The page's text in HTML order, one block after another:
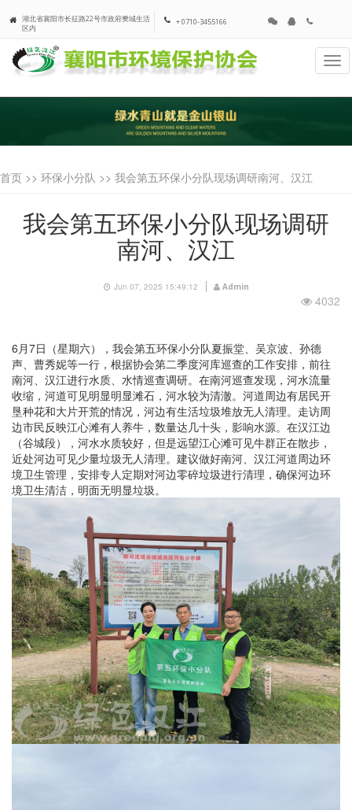
湖北省襄阳市长征路22号市政府樊城生活
区内
+ 0710-3455166
首页 >> 环保小分队 >> 我会第五环保小分队现场调研南河、汉江
我会第五环保小分队现场调研
南河、汉江
Jun 07, 2025 15:49:12 Admin
4032
6月7日（星期六），我会第五环保小分队夏振堂、吴京波、孙德
声、曹秀妮等一行，根据协会第二季度河库巡查的工作安排，前往
南河、汉江进行水质、水情巡查调研。在南河巡查发现，河水流量
收缩，河道可见明显明显滩石，河水较为清澈。河道周边有居民开
垦种花和大片开荒的情况，河边有生活垃圾堆放无人清理。走访周
边市民反映江心滩有人养牛，数量达几十头，影响水源。在汉江边
（谷城段），河水水质较好，但是远望江心滩可见牛群正在散步，
近处河边可见少量垃圾无人清理。建议做好南河、汉江河道周边环
境卫生管理，安排专人定期对河边零碎垃圾进行清理，确保河边环
境卫生清洁，明面无明显垃圾。